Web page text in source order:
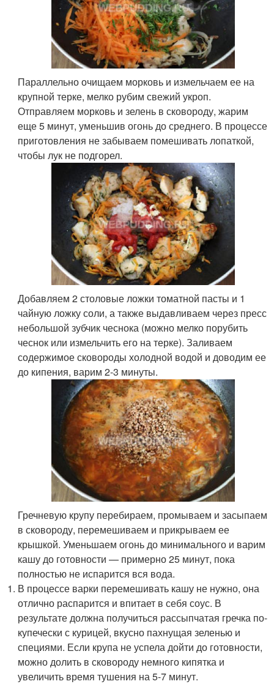
Параллельно очищаем морковь и измельчаем ее на
крупной терке, мелко рубим свежий укроп.
Отправляем морковь и зелень в сковороду, жарим
еще 5 минут, уменьшив огонь до среднего. В процессе
приготовления не забываем помешивать лопаткой,
чтобы лук не подгорел.
Добавляем 2 столовые ложки томатной пасты и 1
чайную ложку соли, а также выдавливаем через пресс
небольшой зубчик чеснока (можно мелко порубить
чеснок или измельчить его на терке). Заливаем
содержимое сковороды холодной водой и доводим ее
до кипения, варим 2-3 минуты.
Гречневую крупу перебираем, промываем и засыпаем
в сковороду, перемешиваем и прикрываем ее
крышкой. Уменьшаем огонь до минимального и варим
кашу до готовности — примерно 25 минут, пока
полностью не испарится вся вода.
В процессе варки перемешивать кашу не нужно, она
отлично распарится и впитает в себя соус. В
результате должна получиться рассыпчатая гречка по-
купечески с курицей, вкусно пахнущая зеленью и
специями. Если крупа не успела дойти до готовности,
можно долить в сковороду немного кипятка и
увеличить время тушения на 5-7 минут.